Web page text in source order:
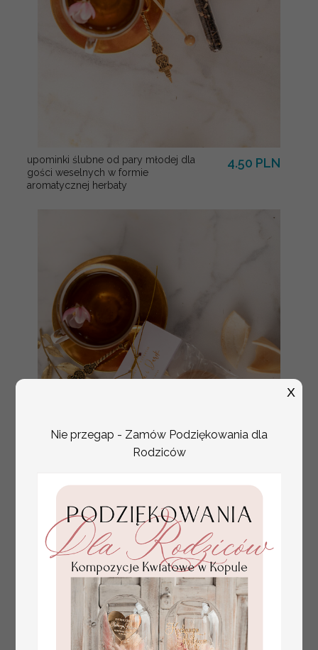
upominki ślubne od pary młodej dla
gości weselnych w formie
aromatycznej herbaty
4.50 PLN
prezenty ślubne dla gości
weselnych, ciasteczko z
wrożbą podziękowanie
4 PLN/5.00 PLN
Nie przegap - Zamów Podziękowania dla
Rodziców
X